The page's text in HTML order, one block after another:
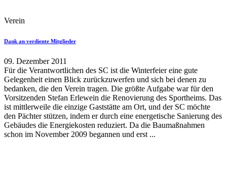
Verein
Dank an verdiente Mitglieder
09. Dezember 2011
Für die Verantwortlichen des SC ist die Winterfeier eine gute
Gelegenheit einen Blick zurückzuwerfen und sich bei denen zu
bedanken, die den Verein tragen. Die größte Aufgabe war für den
Vorsitzenden Stefan Erlewein die Renovierung des Sportheims. Das
ist mittlerweile die einzige Gaststätte am Ort, und der SC möchte
den Pächter stützen, indem er durch eine energetische Sanierung des
Gebäudes die Energiekosten reduziert. Da die Baumaßnahmen
schon im November 2009 begannen und erst ...